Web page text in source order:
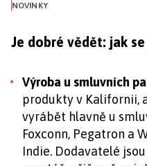
NOVINKY
Je dobré vědět: jak
Výroba u smluvních
produkty v Kalifornii,
vyrábět hlavně u
Foxconn, Pegatron a
Indie. Dodavatelé